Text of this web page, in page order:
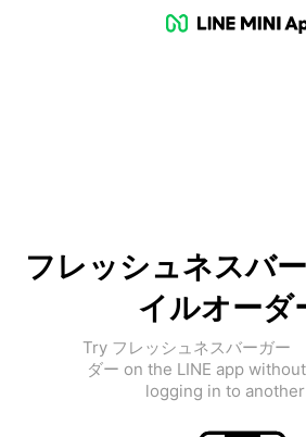
フレッシュネスバ
イルオーダ
Try フレッシュネスバーガー
ダー on the LINE app
logging in to